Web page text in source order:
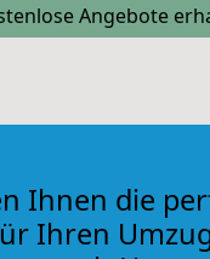
Angebote
Ihnen die
Ihren